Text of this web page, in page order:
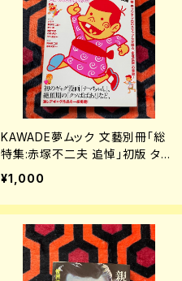
KAWADE夢ムック 文藝別冊「総
特集:赤塚不二夫 追悼」初版 タモ
リ 山下洋輔 細野晴臣 足立正生
石野卓球 深沢七郎
¥1,000